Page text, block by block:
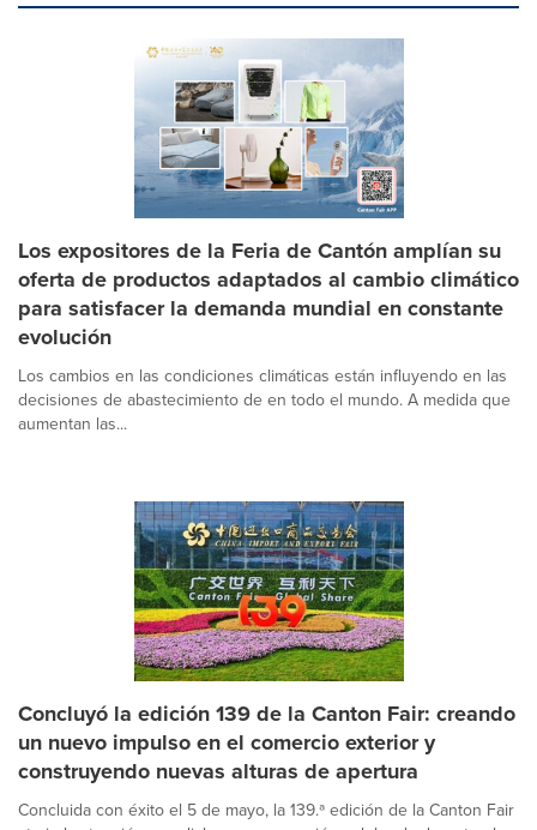
Los expositores de la Feria de Cantón amplían su
oferta de productos adaptados al cambio climático
para satisfacer la demanda mundial en constante
evolución
Los cambios en las condiciones climáticas están influyendo en las
decisiones de abastecimiento de en todo el mundo. A medida que
aumentan las...
Concluyó la edición 139 de la Canton Fair: creando
un nuevo impulso en el comercio exterior y
construyendo nuevas alturas de apertura
Concluida con éxito el 5 de mayo, la 139.ª edición de la Canton Fair